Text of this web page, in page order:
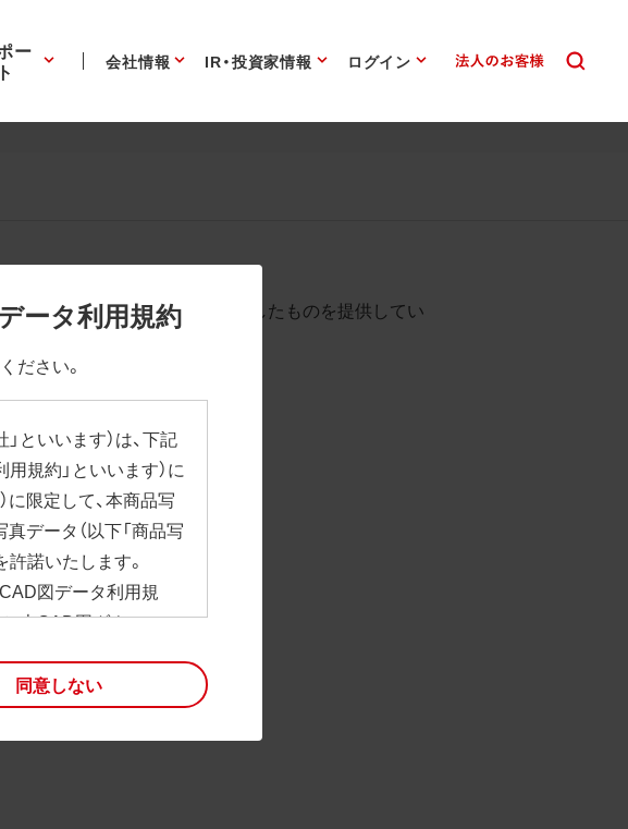
ー
ト 会社情報 IR・投資家情報 ログイン
ータ利用規約
ださい。
といいます）は、下記
用規約」といいます）に
限定して、本商品写
データ（以下「商品写
諾いたします。
CAD図データ利用規
、本CAD図ダウンロー
商品写真データ利用規
とみなされます。
同意しない
ウンロードが始まります。
画像は原則として背景を透過したものを提供してい
ださい。
)」